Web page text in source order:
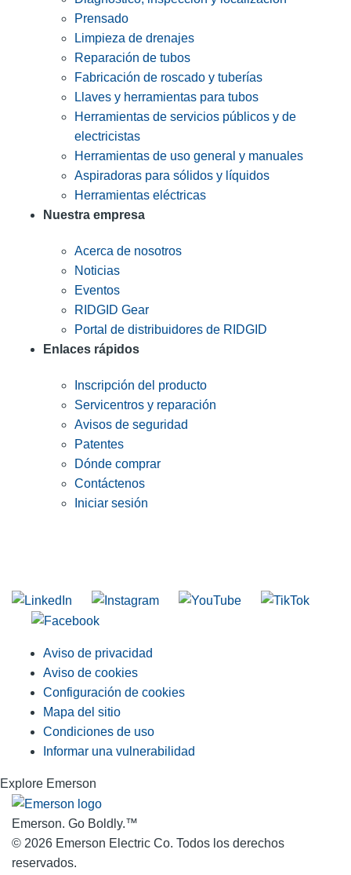
Prensado
Limpieza de drenajes
Reparación de tubos
Fabricación de roscado y tuberías
Llaves y herramientas para tubos
Herramientas de servicios públicos y de
electricistas
Herramientas de uso general y manuales
Aspiradoras para sólidos y líquidos
Herramientas eléctricas
Nuestra empresa
Acerca de nosotros
Noticias
Eventos
RIDGID Gear
Portal de distribuidores de RIDGID
Enlaces rápidos
Inscripción del producto
Servicentros y reparación
Avisos de seguridad
Patentes
Dónde comprar
Contáctenos
Iniciar sesión
Aviso de privacidad
Aviso de cookies
Configuración de cookies
Mapa del sitio
Condiciones de uso
Informar una vulnerabilidad
Explore Emerson
Emerson. Go Boldly.™
© 2026 Emerson Electric Co. Todos los derechos
reservados.